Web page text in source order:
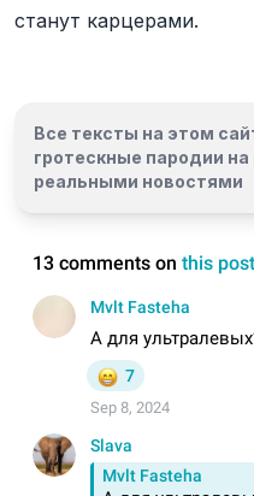
станут карцерами.
Все тексты на этом
гротескные пародии на
реальными новостями